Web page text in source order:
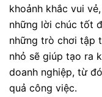
khoảnh khắc vui
những lời chúc tốt
những trò chơi tập
nhỏ sẽ giúp tạo ra
doanh nghiệp, từ
quả công việc.